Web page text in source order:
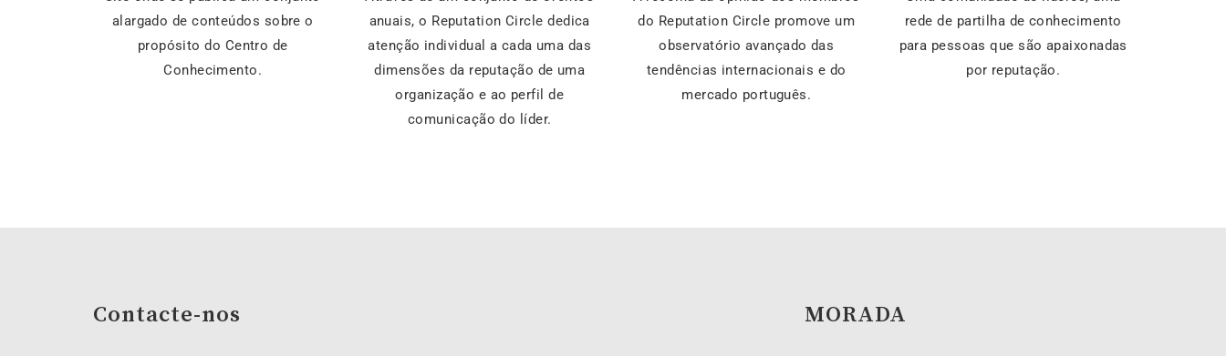
alargado de conteúdos sobre o
propósito do Centro de
Conhecimento.
anuais, o Reputation Circle dedica
atenção individual a cada uma das
dimensões da reputação de uma
organização e ao perfil de
comunicação do líder.
do Reputation Circle promove um
observatório avançado das
tendências internacionais e do
mercado português.
rede de partilha de conhecimento
para pessoas que são apaixonadas
por reputação.
Contacte-nos MORADA